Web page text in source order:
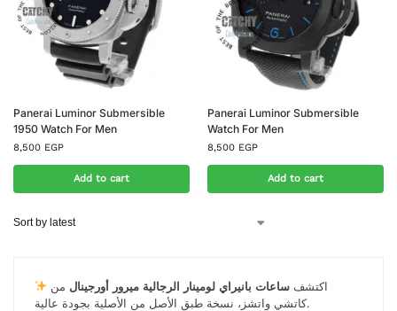
Panerai Luminor Submersible
1950 Watch For Men
8,500 EGP
Add to cart
Panerai Luminor Submersible
Watch For Men
8,500 EGP
Add to cart
اكتشف ساعات بانيراي لومينار الرجالية ميرور أورجينال من
كاتشي واتشز، نسخة طبق الأصل من الأصلية بجودة عالية.